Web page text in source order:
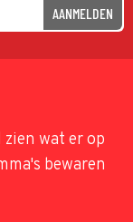
AANMELDEN
zien wat er op
bewaren